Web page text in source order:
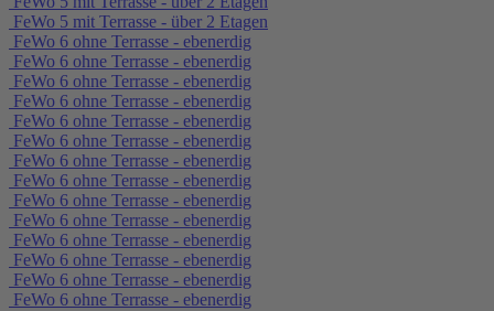
FeWo 5 mit Terrasse - über 2 Etagen
FeWo 6 ohne Terrasse - ebenerdig
FeWo 6 ohne Terrasse - ebenerdig
FeWo 6 ohne Terrasse - ebenerdig
FeWo 6 ohne Terrasse - ebenerdig
FeWo 6 ohne Terrasse - ebenerdig
FeWo 6 ohne Terrasse - ebenerdig
FeWo 6 ohne Terrasse - ebenerdig
FeWo 6 ohne Terrasse - ebenerdig
FeWo 6 ohne Terrasse - ebenerdig
FeWo 6 ohne Terrasse - ebenerdig
FeWo 6 ohne Terrasse - ebenerdig
FeWo 6 ohne Terrasse - ebenerdig
FeWo 6 ohne Terrasse - ebenerdig
FeWo 6 ohne Terrasse - ebenerdig